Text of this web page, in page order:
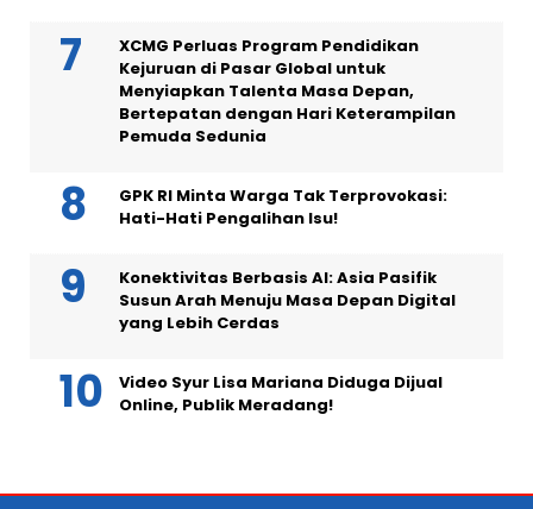
XCMG Perluas Program Pendidikan
Kejuruan di Pasar Global untuk
Menyiapkan Talenta Masa Depan,
Bertepatan dengan Hari Keterampilan
Pemuda Sedunia
GPK RI Minta Warga Tak Terprovokasi:
Hati-Hati Pengalihan Isu!
Konektivitas Berbasis AI: Asia Pasifik
Susun Arah Menuju Masa Depan Digital
yang Lebih Cerdas
Video Syur Lisa Mariana Diduga Dijual
Online, Publik Meradang!